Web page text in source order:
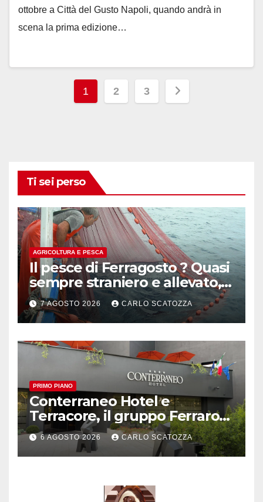
ottobre a Città del Gusto Napoli, quando andrà in
scena la prima edizione…
Paginazione
1 2 3
Ti sei perso
AGRICOLTURA E PESCA
Il pesce di Ferragosto ? Quasi
sempre straniero e allevato,
in sofferenza
7 AGOSTO 2026 CARLO SCATOZZA
PRIMO PIANO
Conterraneo Hotel e
Terracore, il gruppo Ferraro
amplia l’ ospitalità e il gusto
alle porte di Caserta
6 AGOSTO 2026 CARLO SCATOZZA